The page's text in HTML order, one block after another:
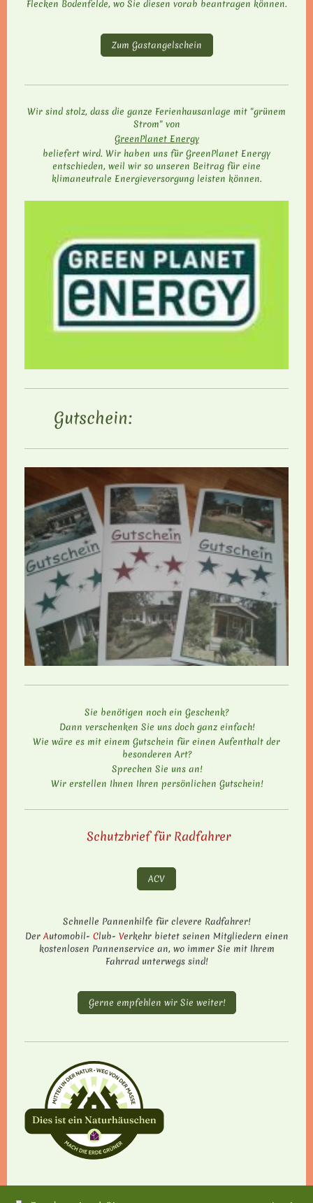
Flecken Bodenfelde, wo Sie diesen vorab beantragen können.
Zum Gastangelschein
Wir sind stolz, dass die ganze Ferienhausanlage mit "grünem
Strom" von
GreenPlanet Energy
beliefert wird. Wir haben uns für GreenPlanet Energy
entschieden, weil wir so unseren Beitrag für eine
klimaneutrale Energieversorgung leisten können.
Gutschein:
Sie benötigen noch ein Geschenk?
Dann verschenken Sie uns doch ganz einfach!
Wie wäre es mit einem Gutschein für einen Aufenthalt der
besonderen Art?
Sprechen Sie uns an!
Wir erstellen Ihnen Ihren persönlichen Gutschein!
Schutzbrief für Radfahrer
ACV
Schnelle Pannen­hilfe für cle­vere Rad­fah­rer!
Der Automobil- Club- Verkehr bietet seinen Mitgliedern einen
kostenlosen Pannenservice an, wo immer Sie mit Ihrem
Fahrrad unterwegs sind!
Gerne empfehlen wir Sie weiter!